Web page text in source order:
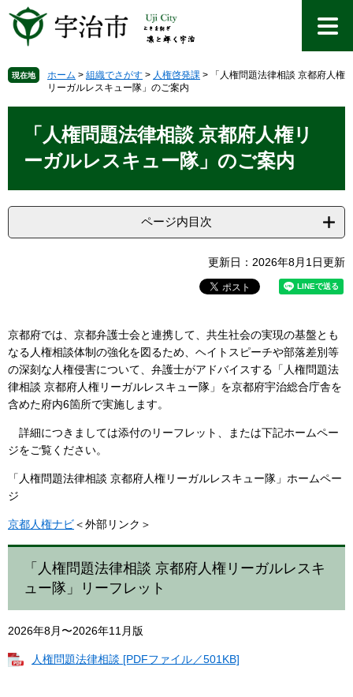
先
で
を
ば
へ
現在地 ホーム > 組織でさがす > 人権啓発課 >
「人権問題法律相談 京都府人権
リーガルレスキュー隊」のご案内
「人権問題法律相談 京都府人権リ
ーガルレスキュー隊」のご案内
ページ内目次
更新日：2026年8月1日更新
京都府では、京都弁護士会と連携して、共生社会の実現の基盤とも
なる人権相談体制の強化を図るため、ヘイトスピーチや部落差別等
の深刻な人権侵害について、弁護士がアドバイスする「人権問題法
律相談 京都府人権リーガルレスキュー隊」を京都府宇治総合庁舎を
含めた府内6箇所で実施します。
詳細につきましては添付のリーフレット、または下記ホームペー
ジをご覧ください。
「人権問題法律相談 京都府人権リーガルレスキュー隊」ホームペー
ジ
京都人権ナビ＜外部リンク＞
「人権問題法律相談 京都府人権リーガルレスキ
ュー隊」リーフレット
2026年8月〜2026年11月版
人権問題法律相談 [PDFファイル／501KB]